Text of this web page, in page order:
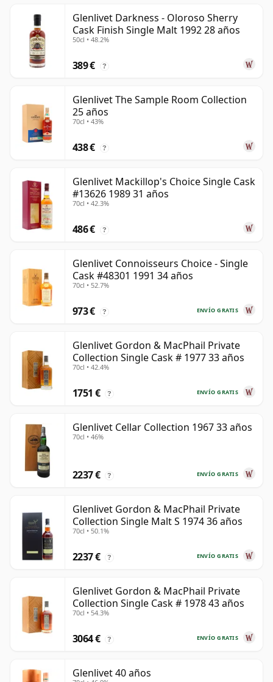
Glenlivet Darkness - Oloroso Sherry
Cask Finish Single Malt 1992 28 años
50cl • 48.2%
389 € ?
Glenlivet The Sample Room Collection
25 años
70cl • 43%
438 € ?
Glenlivet Mackillop's Choice Single Cask
#13626 1989 31 años
70cl • 42.3%
486 € ?
Glenlivet Connoisseurs Choice - Single
Cask #48301 1991 34 años
70cl • 52.7%
ENVÍO GRATIS
973 € ?
Glenlivet Gordon & MacPhail Private
Collection Single Cask # 1977 33 años
70cl • 42.4%
ENVÍO GRATIS
1751 € ?
Glenlivet Cellar Collection 1967 33 años
70cl • 46%
ENVÍO GRATIS
2237 € ?
Glenlivet Gordon & MacPhail Private
Collection Single Malt S 1974 36 años
70cl • 50.1%
ENVÍO GRATIS
2237 € ?
Glenlivet Gordon & MacPhail Private
Collection Single Cask # 1978 43 años
70cl • 54.3%
ENVÍO GRATIS
3064 € ?
Glenlivet 40 años